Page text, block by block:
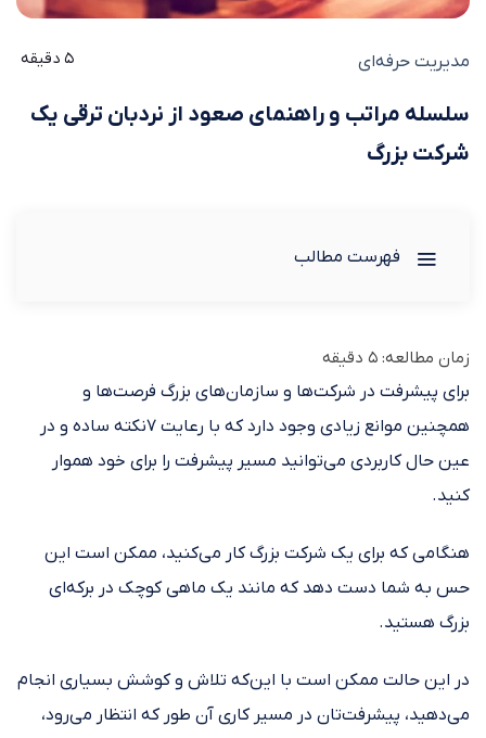
مدیریت حرفه‌ای 5 دقیقه
سلسله مراتب و راهنمای صعود از نردبان ترقی یک
شرکت بزرگ
فهرست مطالب
زمان مطالعه: 5 دقیقه
برای پیشرفت در شرکت‌ها و سازمان‌های بزرگ فرصت‌ها و
همچنین موانع زیادی وجود دارد که با رعایت ۷نکته ساده و در
عین حال کاربردی می‌توانید مسیر پیشرفت را برای خود هموار
کنید.
هنگامی که برای یک شرکت بزرگ کار می‌کنید، ممکن است این
حس به شما دست دهد که مانند یک ماهی کوچک در برکه‌ای
بزرگ هستید.
در این حالت ممکن است با این‌که تلاش و کوشش بسیاری انجام
می‌دهید، پیشرفت‌تان در مسیر کاری آن طور که انتظار می‌رود،